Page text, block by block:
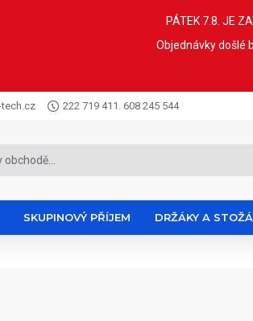
PÁTEK 7.8. JE
Objednávky došlé
222 719 411. 608 245 544
SKUPINOVÝ PŘÍJEM DRŽÁKY A